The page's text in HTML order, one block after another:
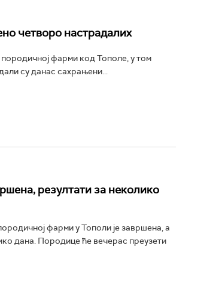
четворо настрадалих
фарми код Тополе, у том
су данас сахрањени...
резултати за неколико
фарми у Тополи је завршена, а
дана. Породице ће вечерас преузети